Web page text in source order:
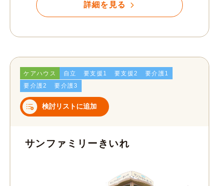
詳細を見る
ケアハウス 自立 要支援1 要支援2
要介護1
要介護2
要介護3
検討リストに追加
サンファミリーきいれ